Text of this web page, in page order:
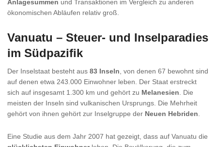
Anlagesummen und Transaktionen im Vergleich zu anderen
ökonomischen Abläufen relativ groß.
Vanuatu – Steuer- und Inselparadies
im Südpazifik
Der Inselstaat besteht aus 83 Inseln , von denen 67 bewohnt sind
auf denen etwa 243.000 Einwohner leben. Der Staat erstreckt
sich auf insgesamt 1.300 km und gehört zu Melanesien . Die
meisten der Inseln sind vulkanischen Ursprungs. Die Mehrheit
gehört von ihnen gehört zur Inselgruppe der Neuen Hebriden
Eine Studie aus dem Jahr 2007 hat gezeigt, dass auf Vanuatu die